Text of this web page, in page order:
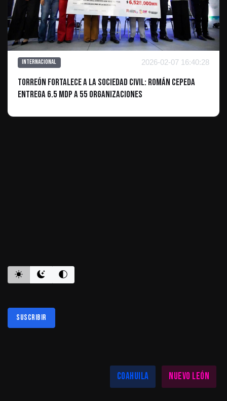
Internacional 2026-02-07 16:40:28
Torreón fortalece a la sociedad civil: Román Cepeda
entrega 6.5 mdp a 55 organizaciones
Suscribir
Coahuila
Nuevo León